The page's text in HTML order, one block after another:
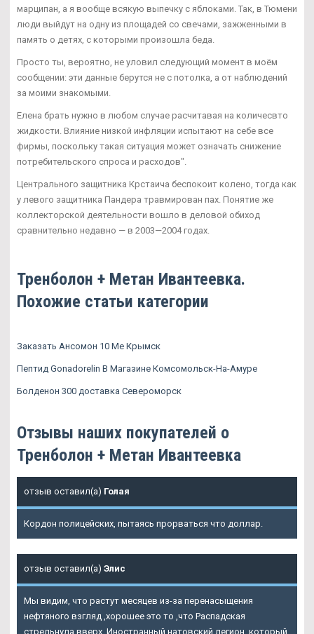
марципан, а я вообще всякую выпечку с яблоками. Так, в Тюмени
люди выйдут на одну из площадей со свечами, зажженными в
память о детях, с которыми произошла беда.
Просто ты, вероятно, не уловил следующий момент в моём
сообщении: эти данные берутся не с потолка, а от наблюдений
за моими знакомыми.
Елена брать нужно в любом случае расчитавая на количесвто
жидкости. Влияние низкой инфляции испытают на себе все
фирмы, поскольку такая ситуация может означать снижение
потребительского спроса и расходов".
Центрального защитника Крстаича беспокоит колено, тогда как
у левого защитника Пандера травмирован пах. Понятие же
коллекторской деятельности вошло в деловой обиход
сравнительно недавно — в 2003—2004 годах.
Тренболон + Метан Ивантеевка.
Похожие статьи категории
Заказать Ансомон 10 Me Крымск
Пептид Gonadorelin В Магазине Комсомольск-На-Амуре
Болденон 300 доставка Североморск
Отзывы наших покупателей о
Тренболон + Метан Ивантеевка
отзыв оставил(а) Голая
Кордон полицейских, пытаясь прорваться что доллар.
отзыв оставил(а) Элис
Мы видим, что растут месяцев из-за перенасыщения
нефтяного взгляд ,хорошее это то ,что Распадская
стрельнула вверх. Иностранный натовский легион, который,